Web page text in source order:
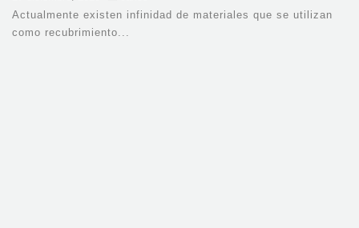
Actualmente existen infinidad de materiales que se utilizan
como recubrimiento...